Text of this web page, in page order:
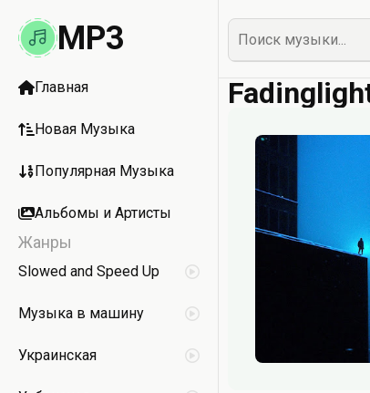
MP3
Главная
Новая Музыка
Популярная Музыка
Альбомы и Артисты
Жанры
Slowed and Speed Up
Музыка в машину
Украинская